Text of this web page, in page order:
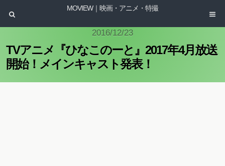
MOVIEW｜映画・アニメ・特撮
2016/12/23
TVアニメ『ひなこのーと』2017年4月放送
開始！メインキャスト発表！